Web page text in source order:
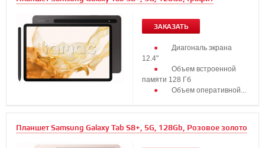
ЗАКАЗАТЬ
Диагональ экрана
12.4"
Объем встроенной
памяти 128 Гб
Объем оперативной...
Планшет Samsung Galaxy Tab S8+, 5G, 128Gb, Розовое золото